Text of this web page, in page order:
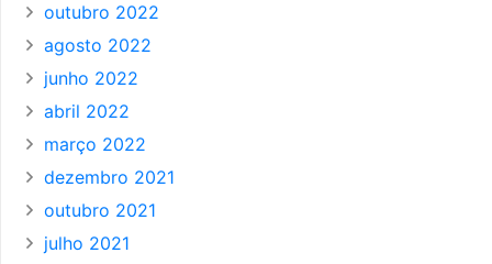
outubro 2022
agosto 2022
junho 2022
abril 2022
março 2022
dezembro 2021
outubro 2021
julho 2021